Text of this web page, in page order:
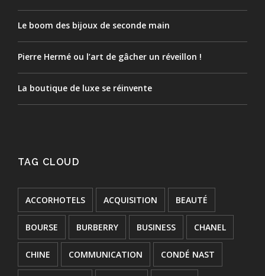
Le boom des bijoux de seconde main
Pierre Hermé ou l’art de gâcher un réveillon !
La boutique de luxe se réinvente
TAG CLOUD
ACCORHOTELS ACQUISITION BEAUTÉ
BOURSE BURBERRY BUSINESS CHANEL
CHINE COMMUNICATION CONDÉ NAST